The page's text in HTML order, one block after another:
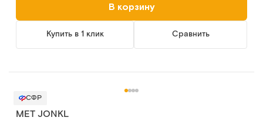
В корзину
Купить в 1 клик Сравнить
СФР
MET JONKL